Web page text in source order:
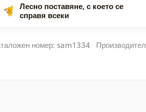
Лесно поставяне, с което се
справя всеки
номер: sam1334